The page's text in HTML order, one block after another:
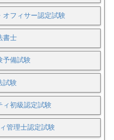
オフィサー認定試験
書士
予備試験
試験
ィ初級認定試験
管理士認定試験